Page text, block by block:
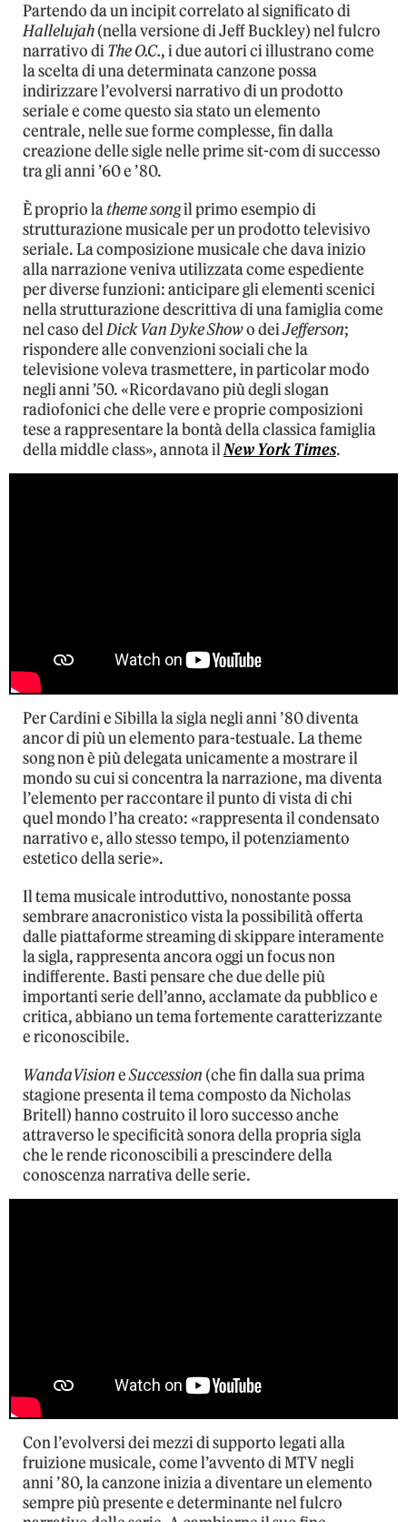
Partendo da un incipit correlato al significato di
Hallelujah(nella versione di Jeff Buckley) nel fulcro
narrativo diThe O.C., i due autori ci illustrano come
la scelta di una determinata canzone possa
indirizzare l’evolversi narrativo di un prodotto
seriale e come questo sia stato un elemento
centrale, nelle sue forme complesse, fin dalla
creazione delle sigle nelle prime sit-com di successo
tra gli anni ’60 e ’80.
È proprio latheme songil primo esempio di
strutturazione musicale per un prodotto televisivo
seriale. La composizione musicale che dava inizio
alla narrazione veniva utilizzata come espediente
per diverse funzioni: anticipare gli elementi scenici
nella strutturazione descrittiva di una famiglia come
nel caso delDick Van Dyke Showo deiJefferson;
rispondere alle convenzioni sociali che la
televisione voleva trasmettere, in particolar modo
negli anni ’50. «Ricordavano più degli slogan
radiofonici che delle vere e proprie composizioni
tese a rappresentare la bontà della classica famiglia
della middle class», annota ilNew York Times.
Per Cardini e Sibilla la sigla negli anni ’80 diventa
ancor di più un elemento para-testuale. La theme
song non è più delegata unicamente a mostrare il
mondo su cui si concentra la narrazione, ma diventa
l’elemento per raccontare il punto di vista di chi
quel mondo l’ha creato: «rappresenta il condensato
narrativo e, allo stesso tempo, il potenziamento
estetico della serie».
Il tema musicale introduttivo, nonostante possa
sembrare anacronistico vista la possibilità offerta
dalle piattaforme streaming di skippare interamente
la sigla, rappresenta ancora oggi un focus non
indifferente. Basti pensare che due delle più
importanti serie dell’anno, acclamate da pubblico e
critica, abbiano un tema fortemente caratterizzante
e riconoscibile.
WandaVisioneSuccession (che fin dalla sua prima
stagione presenta il tema composto da Nicholas
Britell) hanno costruito il loro successo anche
attraverso le specificità sonora della propria sigla
che le rende riconoscibili a prescindere della
conoscenza narrativa delle serie.
Con l’evolversi dei mezzi di supporto legati alla
fruizione musicale, come l’avvento di MTV negli
anni ’80, la canzone inizia a diventare un elemento
sempre più presente e determinante nel fulcro